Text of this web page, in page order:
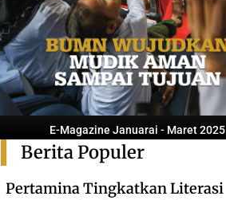
E-Magazine Januarai - Maret 2025
Berita Populer
Pertamina Tingkatkan Literasi